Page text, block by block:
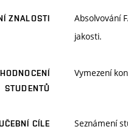
ZNALOSTI
Absolvování
jakosti.
STUDENTŮ
Vymezení
CÍLE
Seznámení